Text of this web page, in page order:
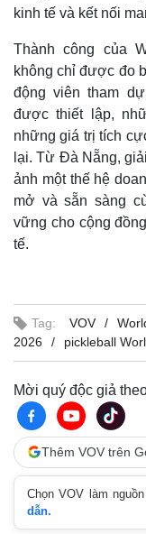
kinh tế và kết nối
Thành công của
không chỉ được đo
động viên tham
được thiết lập,
những giá trị tích
lại. Từ Đà Nẵng,
ảnh một thế hệ
mở và sẵn sàng
vững cho cộng
tế.
Tag: VOV
2026
pickleball
Mời quý độc giả
Thêm VOV trên
Chọn VOV làm
dẫn.